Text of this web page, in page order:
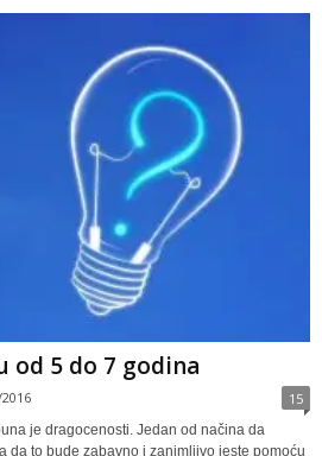
od 5 do 7 godina
15
je dragocenosti. Jedan od načina da
da to bude zabavno i zanimljivo jeste pomoću